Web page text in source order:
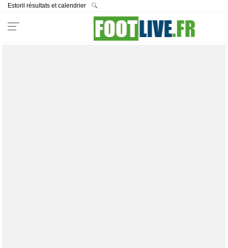
Estoril résultats et calendrier 🔍